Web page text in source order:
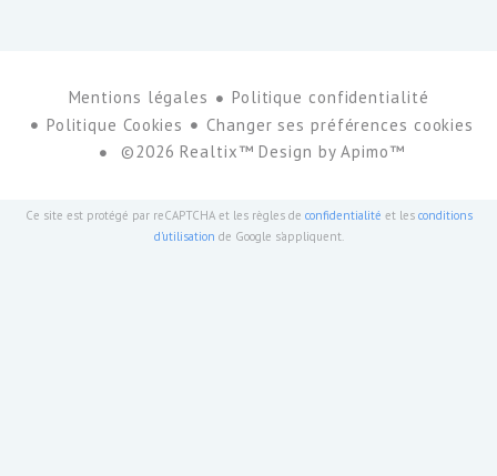
Mentions légales
Politique confidentialité
Politique Cookies
Changer ses préférences cookies
©2026 Realtix™ Design byApimo™
Ce site est protégé par reCAPTCHA et les règles de confidentialité et les conditions
d'utilisation de Google s'appliquent.